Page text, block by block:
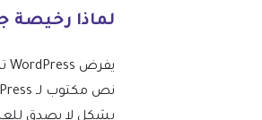
لماذا رخيصة